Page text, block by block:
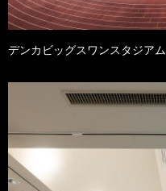
デンカビッグスワンスタジアム